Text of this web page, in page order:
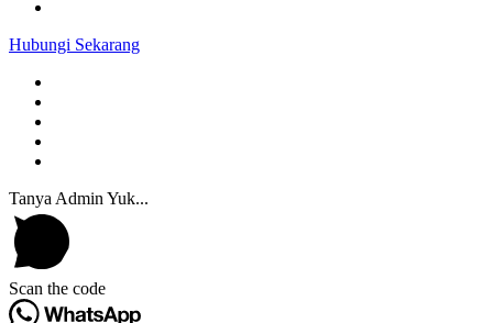
Hubungi Sekarang
Tanya Admin Yuk...
Scan the code